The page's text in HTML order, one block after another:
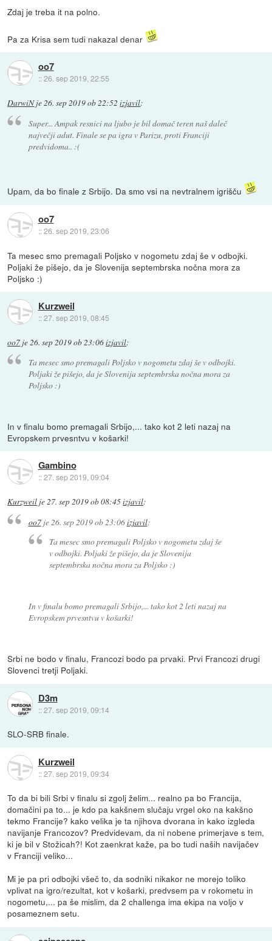
Zdaj je treba it na polno.
Pa za Krisa sem tudi nakazal denar
oo7
::26. sep 2019, 22:55
DarwiNje26. sep 2019 ob 22:52 izjavil:
Super... Ampak resnici na ljubo je bil domač teren naš daleč
največji adut. Finale se pa igra v Parizu, proti Franciji
predvidoma.. :(
Upam, da bo finale z Srbijo. Da smo vsi na nevtralnem igrišču
oo7
::26. sep 2019, 23:06
Ta mesec smo premagali Poljsko v nogometu zdaj še v odbojki.
Poljaki že pišejo, da je Slovenija septembrska nočna mora za
Poljsko :)
Kurzweil
::27. sep 2019, 08:45
oo7 je 26. sep 2019 ob 23:06izjavil:
Ta mesec smo premagali Poljsko v nogometu zdaj še v odbojki.
Poljaki že pišejo, da je Slovenija septembrska nočna mora za
Poljsko :)
In v finalu bomo premagali Srbijo,... tako kot 2 leti nazaj na
Evropskem prvesntvu v košarki!
Gambino
::27. sep 2019, 09:04
Kurzweil je27. sep 2019 ob 08:45izjavil:
oo7je 26. sep 2019 ob 23:06izjavil:
Ta mesec smo premagali Poljsko v nogometu zdaj še
v odbojki. Poljaki že pišejo, da je Slovenija
septembrska nočna mora za Poljsko :)
In v finalu bomo premagali Srbijo,... tako kot 2 leti nazaj na
Evropskem prvesntvu v košarki!
Srbi ne bodo v finalu, Francozi bodo pa prvaki. Prvi Francozi drugi
Slovenci tretji Poljaki.
D3m
::27. sep 2019, 09:14
SLO-SRB finale.
Kurzweil
::27. sep 2019, 09:34
To da bi bili Srbi v finalu si zgolj želim... realno pa bo Francija,
domačini pa to... je kdo pa kakšnem slučaju vrgel oko na kakšno
tekmo Francije? kako velika je ta njihova dvorana in kako izgleda
navijanje Francozov? Predvidevam, da ni nobene primerjave s tem,
ki je bil v Stožicah?! Kot zaenkrat kaže, pa bo tudi naših navijačev
v Franciji veliko...
Mi je pa pri odbojki všeč to, da sodniki nikakor ne morejo toliko
vplivat na igro/rezultat, kot v košarki, predvsem pa v rokometu in
nogometu,... pa še mislim, da 2 challenga ima ekipa na voljo v
posameznem setu.